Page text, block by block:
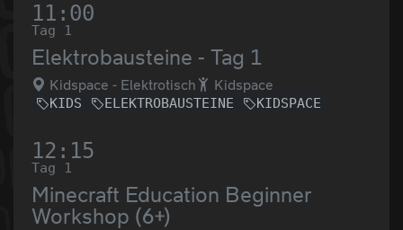
11:00
Tag 1
Elektrobausteine - Tag 1
Kidspace - Elektrotisch Kidspace
KIDS ELEKTROBAUSTEINE KIDSPACE
12:15
Tag 1
Minecraft Education Beginner
Workshop (6+)